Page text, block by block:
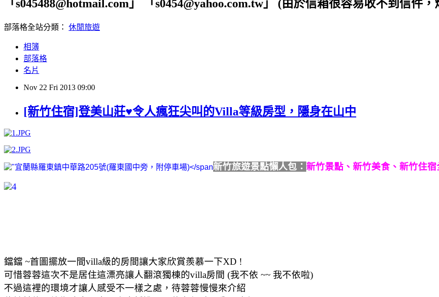
「s045488@hotmail.com」 「s0454@yahoo.com.tw」 (由於信箱很容易收不到信件
部落格全站分類： 休閒旅遊
相簿
部落格
名片
Nov 22 Fri 2013 09:00
[新竹住宿]登美山莊♥令人瘋狂尖叫的Villa等級房型，隱身在山中
新竹旅遊景點懶人包： 新竹景點、新竹美食、新竹住宿
鐺鐺 ~首圖擺放一間villa級的房間讓大家欣賞羨慕一下XD !
可惜蓉蓉這次不是居住這漂亮讓人翻滾獨棟的villa房間 (我不依 ~~ 我不依啦)
不過這裡的環境才讓人感受不一樣之處，待蓉蓉慢慢來介紹